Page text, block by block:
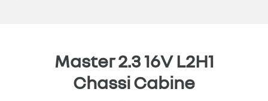
Master 2.3 16V L2H1
Chassi Cabine